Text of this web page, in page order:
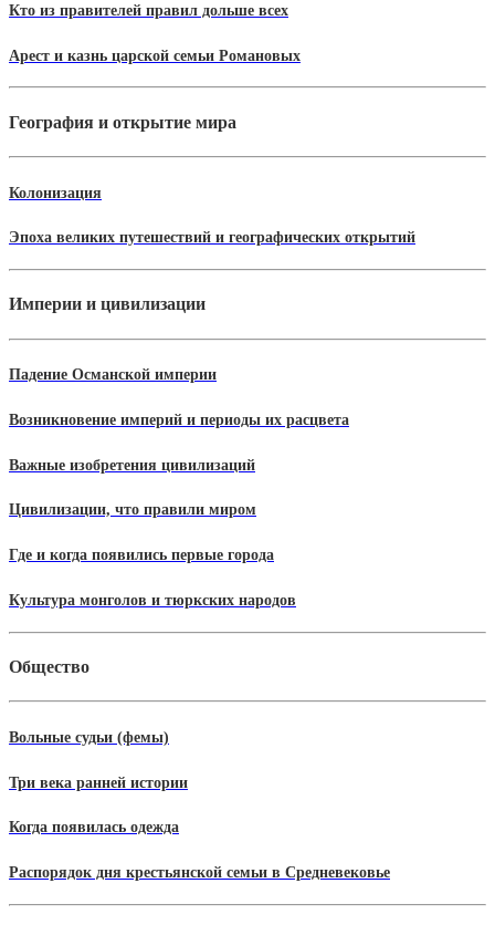
Кто из правителей правил дольше всех
Арест и казнь царской семьи Романовых
География и открытие мира
Колонизация
Эпоха великих путешествий и географических открытий
Империи и цивилизации
Падение Османской империи
Возникновение империй и периоды их расцвета
Важные изобретения цивилизаций
Цивилизации, что правили миром
Где и когда появились первые города
Культура монголов и тюркских народов
Общество
Вольные судьи (фемы)
Три века ранней истории
Когда появилась одежда
Распорядок дня крестьянской семьи в Средневековье